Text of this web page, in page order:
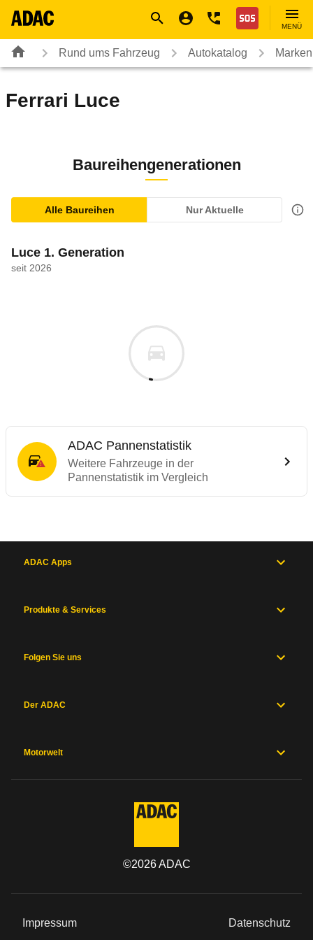
Nothilfe
MENÜ
Rund ums Fahrzeug Autokatalog
Ferrari Luce
Baureihengenerationen
Alle Baureihen Nur Aktuelle
Luce 1. Generation
seit 2026
ADAC Pannenstatistik
Weitere Fahrzeuge in der
Pannenstatistik im Vergleich
ADAC Apps
Produkte & Services
Folgen Sie uns
Der ADAC
Motorwelt
©2026ADAC
Impressum Datenschutz